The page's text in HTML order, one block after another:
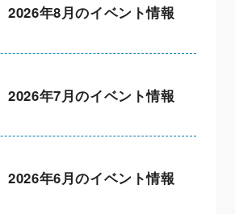
2026年8月のイベント情報
2026年7月のイベント情報
2026年6月のイベント情報